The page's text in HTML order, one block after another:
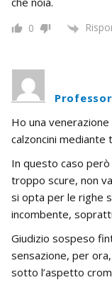
0
Ho una
calzoncini mediante
In questo caso
troppo scure, non
si opta per le righe
incombente,
Giudizio sospeso
sensazione, per
sotto l’aspetto